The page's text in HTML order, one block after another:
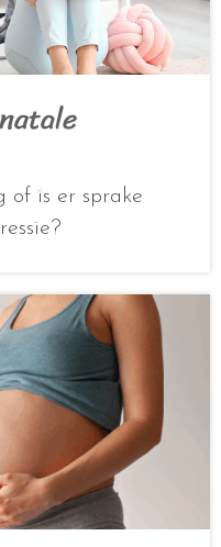
of is er sprake